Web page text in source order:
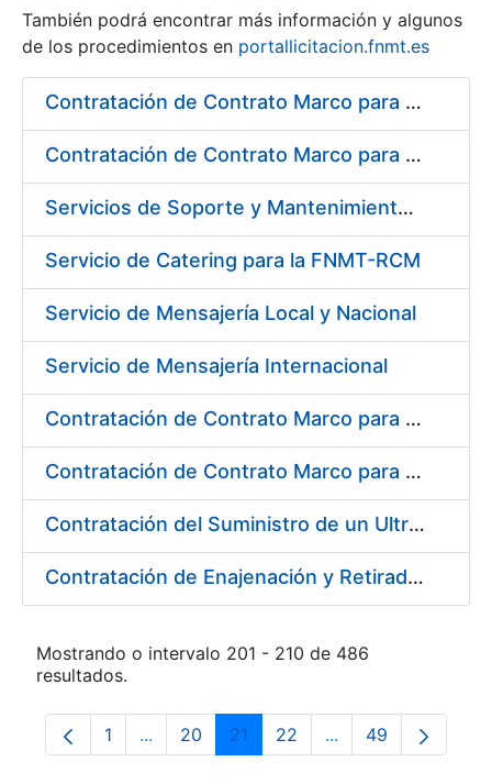
Mostrar/Ocultar
También podrá encontrar más información y algunos
de los procedimientos en portallicitacion.fnmt.es
Contratación de Contrato Marco para el Suministro de Material de Fontanería y Repuestos de Aire Acondicionado, bienio 2018-2019
Contratación de Contrato Marco para el Suministro de Material de Ferretería, Bienio 2018-2019
Servicios de Soporte y Mantenimiento de Licencias de Software IBM para Fábrica Nacional de Moneda y Timbre-Real Casa de la Moneda (FNMT-RCM)
Servicio de Catering para la FNMT-RCM
Servicio de Mensajería Local y Nacional
Servicio de Mensajería Internacional
Contratación de Contrato Marco para el Suministro de Material de Electricidad e Iluminación, Bienio 2018-2019
Contratación de Contrato Marco para el Suministro de Material de Transmisiones, Rodamientos y Estanqueidad, Bienio 2018-2019
Contratación del Suministro de un Ultramicrodurómetro
Contratación de Enajenación y Retirada de Recortes Sobrantes y Desperdicios de Papel Impreso y No Impreso durante 2018
Mostrando o intervalo 201 - 210 de 486
resultados.
Páxina
1 ...Páxinas intermedias Use pestaña para
Páxina
20 Páxina
21 Páxina
22 ...PáxinasPáxina
49